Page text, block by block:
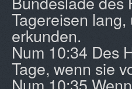
Tagereisen
erkunden.
Num 10:34 Des
Tage, wenn sie